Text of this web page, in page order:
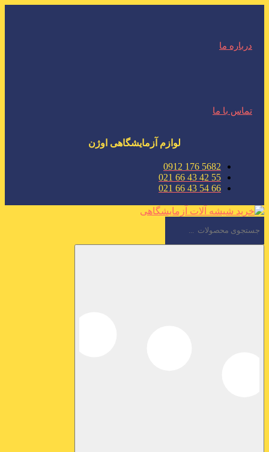
درباره ما
تماس با ما
لوازم آزمایشگاهی اوژن
5682 176 0912
55 42 43 66 021
66 54 43 66 021